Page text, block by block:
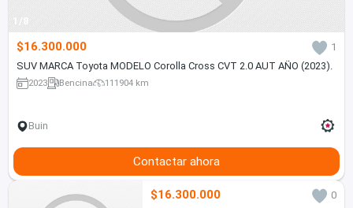
1/8
$16.300.000
1
SUV MARCA Toyota MODELO Corolla Cross CVT 2.0 AUT AÑO (2023).
2023 Bencina 111904 km
Buin
Contactar ahora
$16.300.000
0